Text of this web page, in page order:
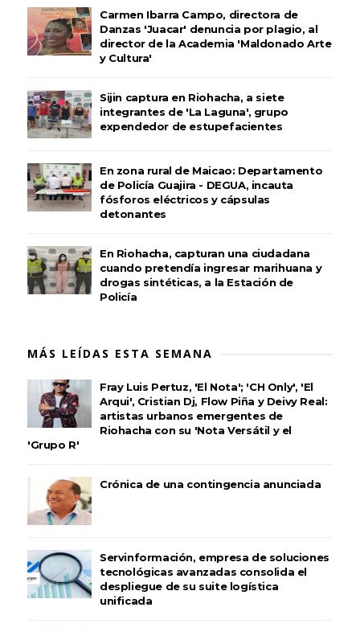
Carmen Ibarra Campo, directora de
Danzas 'Juacar' denuncia por plagio, al
director de la Academia 'Maldonado Arte
y Cultura'
Sijin captura en Riohacha, a siete
integrantes de 'La Laguna', grupo
expendedor de estupefacientes
En zona rural de Maicao: Departamento
de Policía Guajira - DEGUA, incauta
fósforos eléctricos y cápsulas
detonantes
En Riohacha, capturan una ciudadana
cuando pretendía ingresar marihuana y
drogas sintéticas, a la Estación de
Policía
MÁS LEÍDAS ESTA SEMANA
Fray Luis Pertuz, 'El Nota'; 'CH Only', 'El
Arqui', Cristian Dj, Flow Piña y Deivy Real:
artistas urbanos emergentes de
Riohacha con su 'Nota Versátil y el
'Grupo R'
Crónica de una contingencia anunciada
Servinformación, empresa de soluciones
tecnológicas avanzadas consolida el
despliegue de su suite logística
unificada